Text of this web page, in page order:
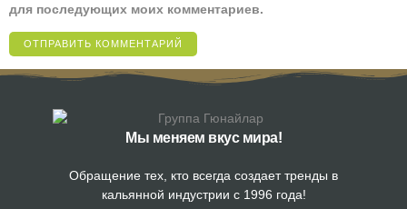
для последующих моих комментариев.
Мы меняем вкус мира!
Обращение тех, кто всегда создает тренды в
кальянной индустрии с 1996 года!